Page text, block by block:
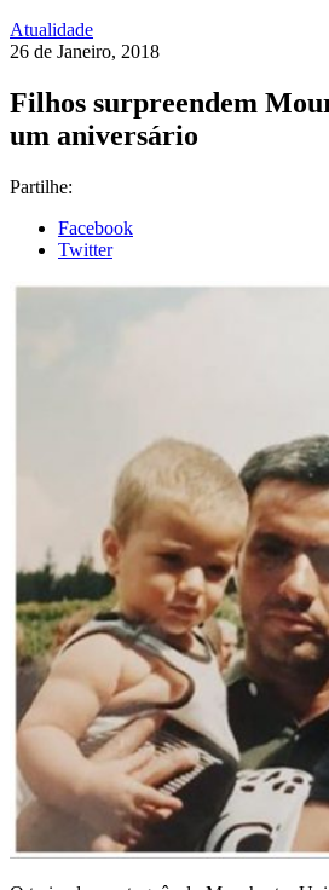
Atualidade
26 de Janeiro, 2018
Filhos surpreendem
um aniversário
Partilhe:
Facebook
Twitter